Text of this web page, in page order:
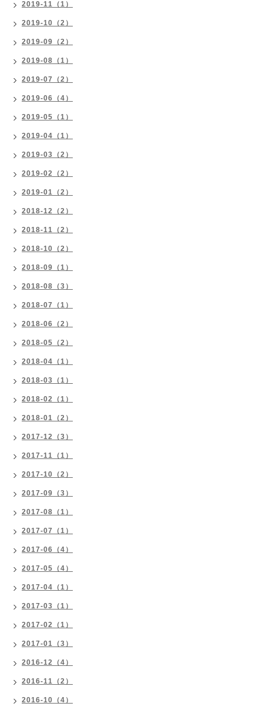
2019-11（1）
2019-10（2）
2019-09（2）
2019-08（1）
2019-07（2）
2019-06（4）
2019-05（1）
2019-04（1）
2019-03（2）
2019-02（2）
2019-01（2）
2018-12（2）
2018-11（2）
2018-10（2）
2018-09（1）
2018-08（3）
2018-07（1）
2018-06（2）
2018-05（2）
2018-04（1）
2018-03（1）
2018-02（1）
2018-01（2）
2017-12（3）
2017-11（1）
2017-10（2）
2017-09（3）
2017-08（1）
2017-07（1）
2017-06（4）
2017-05（4）
2017-04（1）
2017-03（1）
2017-02（1）
2017-01（3）
2016-12（4）
2016-11（2）
2016-10（4）